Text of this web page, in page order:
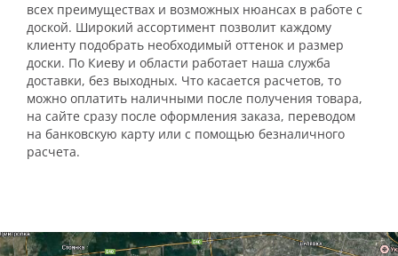
всех преимуществах и возможных нюансах в работе с
доской. Широкий ассортимент позволит каждому
клиенту подобрать необходимый оттенок и размер
доски. По Киеву и области работает наша служба
доставки, без выходных. Что касается расчетов, то
можно оплатить наличными после получения товара,
на сайте сразу после оформления заказа, переводом
на банковскую карту или с помощью безналичного
расчета.